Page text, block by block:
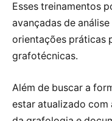
Esses treinamentos
avançadas de
orientações práticas
grafotécnicas.
Além de buscar a
estar atualizado com